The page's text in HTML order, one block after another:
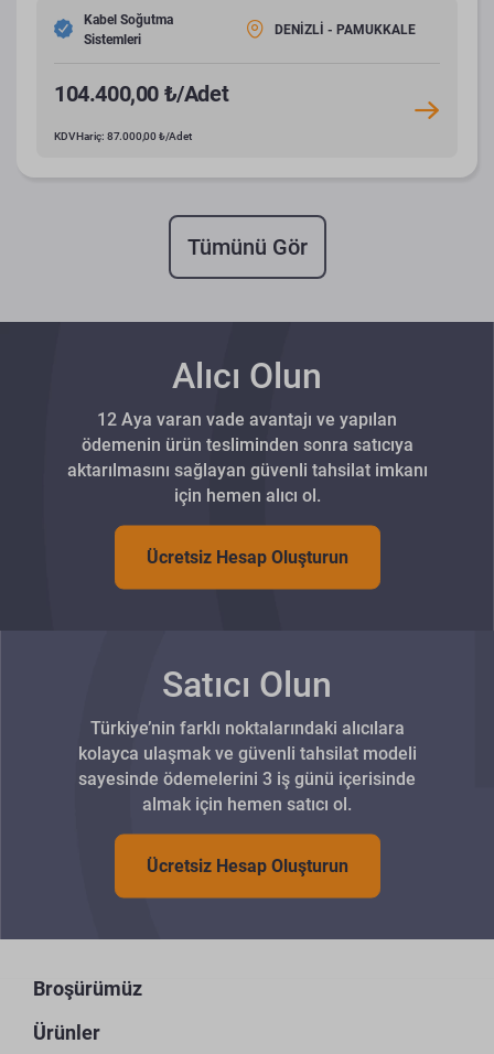
Kabel Soğutma
Sistemleri
DENİZLİ - PAMUKKALE
104.400,00 ₺/Adet
KDV Hariç: 87.000,00 ₺/Adet
Tümünü Gör
Alıcı Olun
12 Aya varan vade avantajı ve yapılan
ödemenin ürün tesliminden sonra satıcıya
aktarılmasını sağlayan güvenli tahsilat imkanı
için hemen alıcı ol.
Ücretsiz Hesap Oluşturun
Satıcı Olun
Türkiye’nin farklı noktalarındaki alıcılara
kolayca ulaşmak ve güvenli tahsilat modeli
sayesinde ödemelerini 3 iş günü içerisinde
almak için hemen satıcı ol.
Ücretsiz Hesap Oluşturun
Broşürümüz
Ürünler